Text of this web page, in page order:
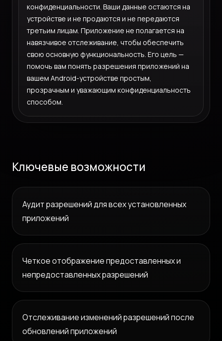
конфиденциальности. Ваши данные остаются на
устройстве и не продаются и не передаются
третьим лицам. Приложение не полагается на
навязчивое отслеживание, чтобы обеспечить
свою основную функциональность. Его цель —
помочь вам понять разрешения приложений на
вашем Android-устройстве простым,
прозрачным и уважающим конфиденциальность
способом.
Ключевые возможности
Аудит разрешений для всех установленных
приложений
Четкое отображение предоставленных и
непредоставленных разрешений
Отслеживание изменений разрешений после
обновлений приложений